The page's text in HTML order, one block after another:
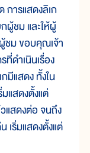
การแสดงลิเก
ผู้ชม และให้ผู้
ชม ขอบคุณเจ้า
ที่ดำเนินเรื่อง
มีแสดง ทั้งใน
แสดงตั้งแต่
แสดงต่อ จนถึง
เริ่มแสดงตั้งแต่